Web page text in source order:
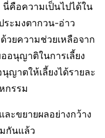
คือความเป็นไปได้ใน
ระมงตากวน-อ่าว
ยความช่วยเหลือจาก
อนุญาติในการเลี้ยง
ญาตให้เลี้ยงได้รายละ
กรรม
ะขยายผลอย่างกว้าง
กันแล้ว